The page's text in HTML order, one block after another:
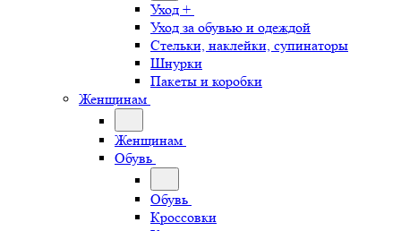
Уход +
Уход за обувью и одеждой
Стельки, наклейки, супинаторы
Шнурки
Пакеты и коробки
Женщинам
Женщинам
Обувь
Обувь
Кроссовки